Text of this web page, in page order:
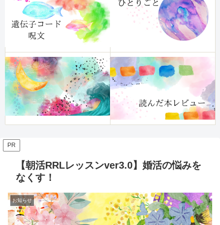
PR
【朝活RRLレッスンver3.0】婚活の悩みを
なくす！
お知らせ